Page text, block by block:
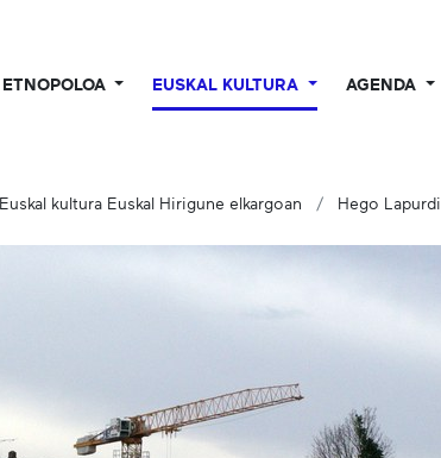
ETNOPOLOA EUSKAL KULTURA AGENDA
Euskal kultura Euskal Hirigune elkargoan Hego Lapurdi